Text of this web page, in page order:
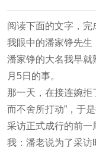
阅读下面的文字，完
我眼中的潘家铮先生
潘家铮的大名我早
月5日的事。
那一天，在接连婉拒
而不舍所打动”，于
采访正式成行的前一
我：潘老说为了采访